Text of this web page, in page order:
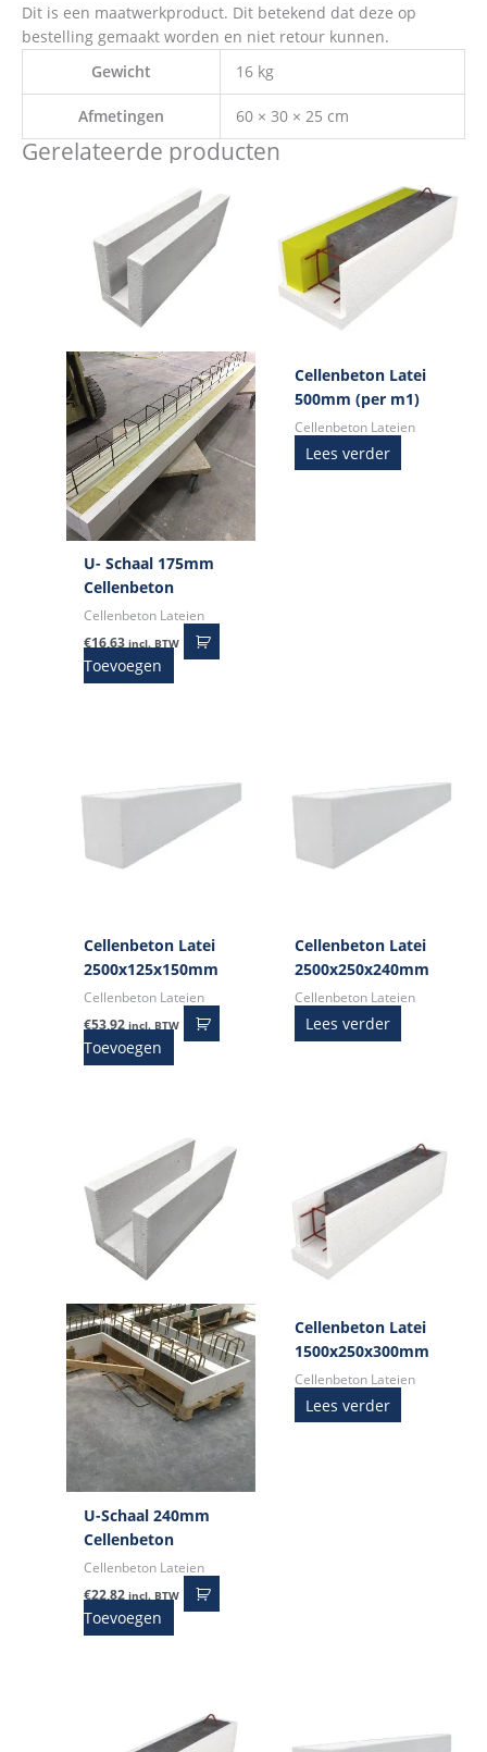
Dit is een maatwerkproduct. Dit betekend dat deze op
bestelling gemaakt worden en niet retour kunnen.
Gewicht
16 kg
Afmetingen 60 × 30 × 25 cm
Gerelateerde producten
U- Schaal 175mm
Cellenbeton
Cellenbeton Lateien
€16,63 incl. BTW
Toevoegen
Cellenbeton Latei
500mm (per m1)
Cellenbeton Lateien
Lees verder
Cellenbeton Latei
2500x125x150mm
Cellenbeton Lateien
€53,92 incl. BTW
Toevoegen
Cellenbeton Latei
2500x250x240mm
Cellenbeton Lateien
Lees verder
U-Schaal 240mm
Cellenbeton
Cellenbeton Lateien
€22,82 incl. BTW
Toevoegen
Cellenbeton Latei
1500x250x300mm
Cellenbeton Lateien
Lees verder